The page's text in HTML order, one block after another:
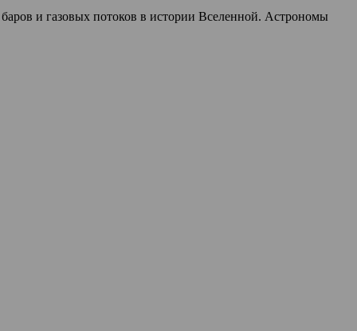
и газовых потоков в истории Вселенной. Астрономы